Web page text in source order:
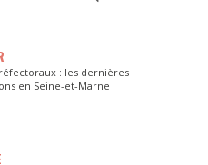
: les dernières
en Seine-et-Marne